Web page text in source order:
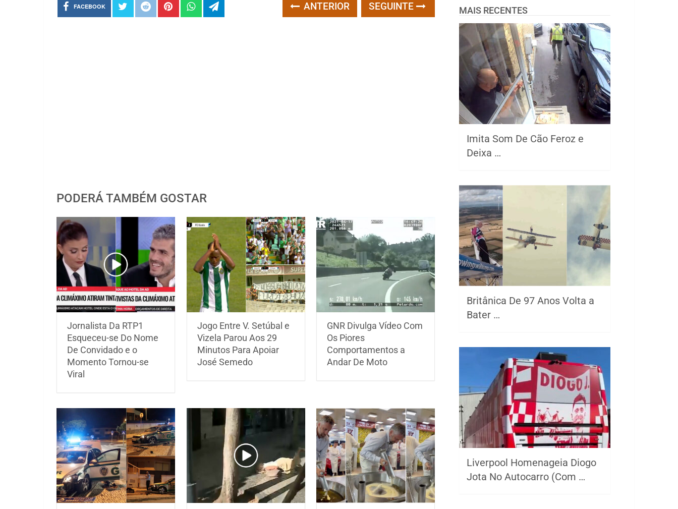
FACEBOOK ANTERIOR SEGUINTE
PODERÁ TAMBÉM GOSTAR
Jornalista Da RTP1
Esqueceu-se Do Nome
De Convidado e o
Momento Tornou-se
Viral
Jogo Entre V. Setúbal e
Vizela Parou Aos 29
Minutos Para Apoiar
José Semedo
GNR Divulga Vídeo Com
Os Piores
Comportamentos a
Andar De Moto
MAIS RECENTES
Imita Som De Cão Feroz e
Deixa …
Britânica De 97 Anos Volta a
Bater …
Liverpool Homenageia Diogo
Jota No Autocarro (Com …